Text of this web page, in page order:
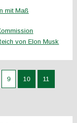
mit Maß
von Elon Musk
9 10 11